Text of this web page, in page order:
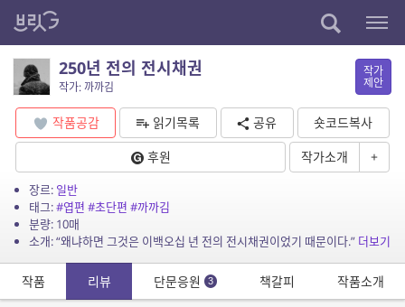
250년 전의 전시채권
작가: 까까김
작가
제안
작품공감 읽기목록 공유
숏코드복사
후원
작가소개 +
장르: 일반
태그:#엽편 #초단편 #까까김
분량: 10매
소개: “왜냐하면 그것은 이백오십 년 전의 전시채권이었기 때문이다.” 더보기
작품 리뷰 단문응원 3 책갈피 작품소개